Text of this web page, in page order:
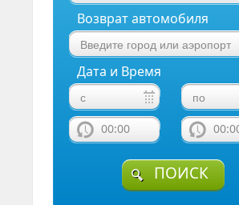
Возврат автомобиля
Дата и Время
00:00
ПОИСК